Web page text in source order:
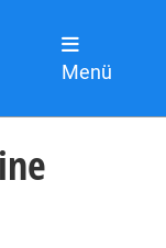
Menü